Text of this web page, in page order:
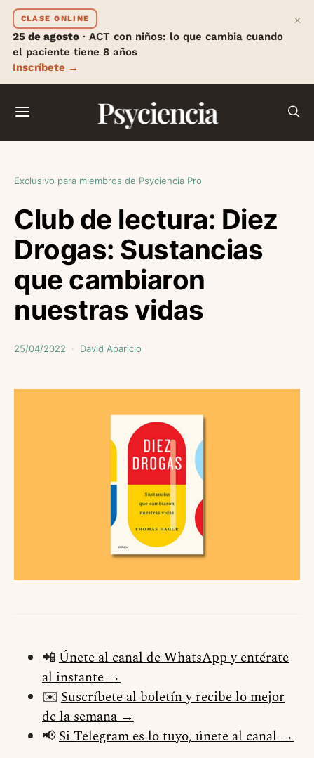
CLASE ONLINE
25 de agosto · ACT con niños: lo que cambia cuando
el paciente tiene 8 años
Inscríbete →
×
Psyciencia
Exclusivo para miembros de Psyciencia Pro
Club de lectura: Diez
Drogas: Sustancias
que cambiaron
nuestras vidas
25/04/2022 David Aparicio
📲 Únete al canal de WhatsApp y entérate
al instante →
✉️ Suscríbete al boletín y recibe lo mejor
de la semana →
📢Si Telegram es lo tuyo, únete al canal →